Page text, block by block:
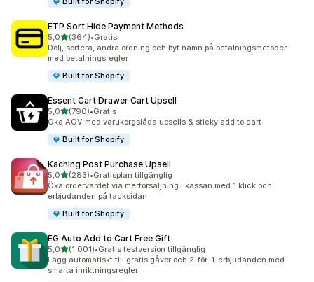
ETP Sort Hide Payment Methods
5,0av 5 stjärnor
(364)
364 recensioner totalt
•Gratis
Dölj, sortera, ändra ordning och byt namn på betalningsmetoder
med betalningsregler
Built for Shopify
Essent Cart Drawer Cart Upsell
5,0av 5 stjärnor
(790)
790 recensioner totalt
•Gratis
Öka AOV med varukorgslåda upsells & sticky add to cart
Built for Shopify
Kaching Post Purchase Upsell
5,0av 5 stjärnor
(283)
283 recensioner totalt
•Gratisplan tillgänglig
Öka ordervärdet via merförsäljning i kassan med 1 klick och
erbjudanden på tacksidan
Built for Shopify
EG Auto Add to Cart Free Gift
5,0av 5 stjärnor
(1 001)
1001 recensioner totalt
•Gratis testversion tillgänglig
Lägg automatiskt till gratis gåvor och 2-för-1-erbjudanden med
smarta inriktningsregler